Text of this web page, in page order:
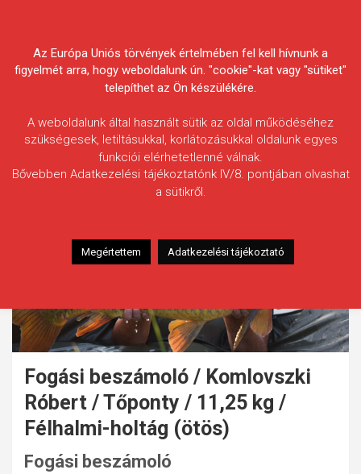
Egyesületek Szövetsége
Fogási beszámoló / Komlovszki
Róbert / Tőponty / 11,25 kg /
Félhalmi-holtág (ötös)
Fogási beszámoló
Az Európa Uniós törvények értelmében fel kell hívnunk a
figyelmét arra, hogy weboldalunk ún. "cookie"-kat vagy "sütiket"
telepíthet az Ön készülékére.
A weboldalunk által használt sütik az oldal működéséhez
szükségesek, letiltásukkal, korlátozásukkal oldalunk egyes
funkciói elérhetetlenné válnak.
Bővebben Adatkezelési tájékoztatónk IV/8. pontjában olvashat
a sütikről.
Megértettem Adatkezelési tájékoztató